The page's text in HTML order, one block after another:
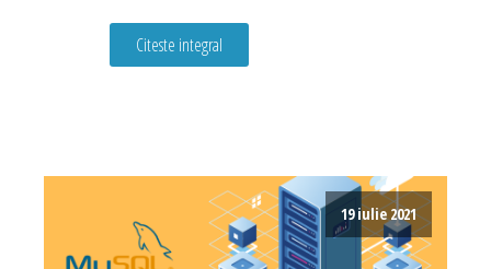
Citeste integral
19 iulie 2021